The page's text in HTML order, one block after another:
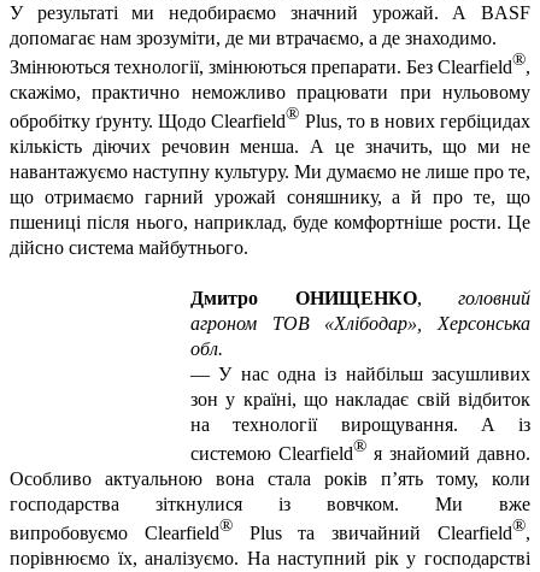
У результаті ми недобираємо значний урожай. А BASF
допомагає нам зрозуміти, де ми втрачаємо, а де знаходимо.
Змінюються технології, змінюються препарати. Без Clearfield®,
скажімо, практично неможливо працювати при нульовому
обробітку ґрунту. ЩодоClearfield® Plus, то в нових гербіцидах
кількість діючих речовин менша. А це значить, що ми не
навантажуємо наступну культуру. Ми думаємо не лише про те,
що отримаємо гарний урожай соняшнику, а й про те, що
пшениці після нього, наприклад, буде комфортніше рости. Це
дійсно система майбутнього.
Дмитро ОНИЩЕНКО, головний
агроном ТОВ «Хлібодар», Херсонська
обл.
— У нас одна із найбільш засушливих
зон у країні, що накладає свій відбиток
на технології вирощування. А із
системою Clearfield® я знайомий давно.
Особливо актуальною вона стала років п’ять тому, коли
господарства зіткнулися із вовчком. Ми вже
випробовуємо Clearfield®Plusта звичайнийClearfield®,
порівнюємо їх, аналізуємо. На наступний рік у господарстві